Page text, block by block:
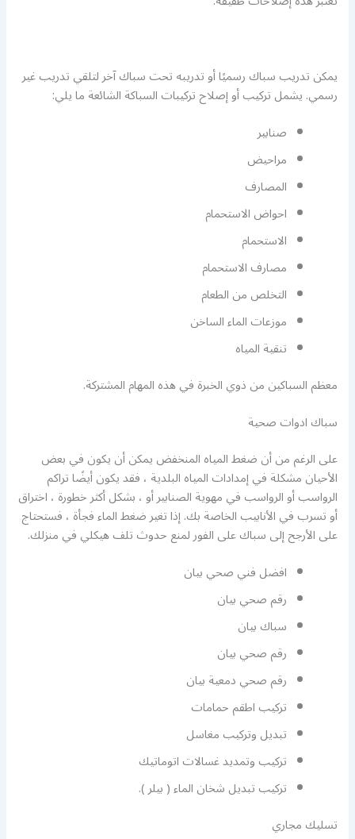
يمكن تدريب سباك رسميًا أو تدريبه تحت سباك آخر لتلقي تدريب غير
رسمي. يشمل تركيب أو إصلاح تركيبات السباكة الشائعة ما يلي:
صنابير
مراحيض
المصارف
احواض الاستحمام
الاستحمام
مصارف الاستحمام
التخلص من الطعام
موزعات الماء الساخن
تنقية المياه
معظم السباكين من ذوي الخبرة في هذه المهام المشتركة.
سباك ادوات صحية
على الرغم من أن ضغط المياه المنخفض يمكن أن يكون في بعض
الأحيان مشكلة في إمدادات المياه البلدية ، فقد يكون أيضًا تراكم
الرواسب أو الرواسب في مهوية الصنابير أو ، بشكل أكثر خطورة ، اختراق
أو تسرب في الأنابيب الخاصة بك. إذا تغير ضغط الماء فجأة ، فستحتاج
على الأرجح إلى سباك على الفور لمنع حدوث تلف هيكلي في منزلك.
افضل فني صحي بيان
رقم صحي بيان
سباك بيان
رقم صحي بيان
رقم صحي دمعية بيان
تركيب اطقم حمامات
تبديل وتركيب مغاسل
تركيب وتمديد غسالات اتوماتيك
تركيب تبديل شخان الماء ( بيلر ).
تسليك مجاري